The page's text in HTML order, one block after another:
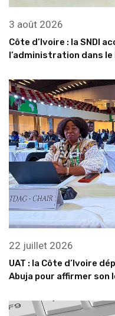
3 août 2026
Côte d’Ivoire : la SNDI
l’administration dans le
22 juillet 2026
UAT : la Côte d’Ivoire
Abuja pour affirmer son